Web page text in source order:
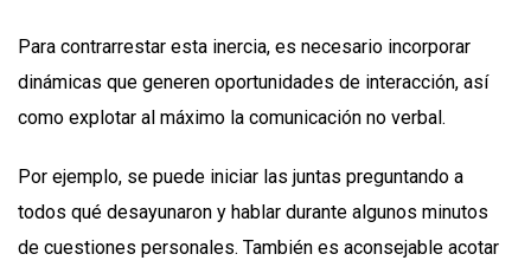
Para contrarrestar esta inercia, es necesario incorporar
dinámicas que generen oportunidades de interacción, así
como explotar al máximo la comunicación no verbal.
Por ejemplo, se puede iniciar las juntas preguntando a
todos qué desayunaron y hablar durante algunos minutos
de cuestiones personales. También es aconsejable acotar